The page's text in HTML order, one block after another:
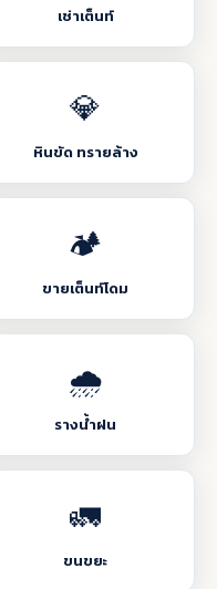
เช่าเต็นท์
💎
หินขัด ทรายล้าง
🏕️
ขายเต็นท์โดม
🌧️
รางน้ำฝน
🚛
ขนขยะ